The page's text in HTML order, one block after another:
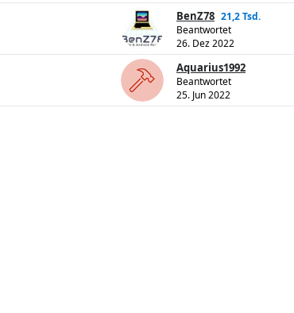
BenZ78 21,2 Tsd.
Beantwortet
26. Dez 2022
Aquarius1992
Beantwortet
25. Jun 2022